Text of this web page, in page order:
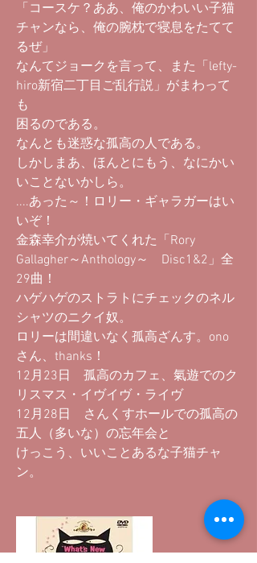
「コースケ？ああ、俺のかわいい子猫
チャンなら、俺の腕枕で寝息をたてて
るぜ」
なんてジョークを言って、また「lefty-
hiro新宿二丁目ご乱行説」がまわって
も
困るのである。
なんとも迷惑な孤高の人である。
しかしまあ、ほんとにもう、なにかい
いことないかしら。
....あった～！ロリー・ギャラガーはい
いぞ！
金森幸介が焼いてくれた「Rory
Gallagher～Anthology～ Disc1&2」全
29曲！
ハゲハゲのストラトにチェックのネル
シャツのニクイ奴。
ロリーは間違いなく孤高ざんす。ono
さん、thanks！
12月23日 孤高のカフェ、氣遊でのク
リスマス・イヴイヴ・ライヴ
12月28日 さんくすホールでの孤高の
五人（多いな）の忘年会と
けっこう、いいことあるな子猫チャ
ン。